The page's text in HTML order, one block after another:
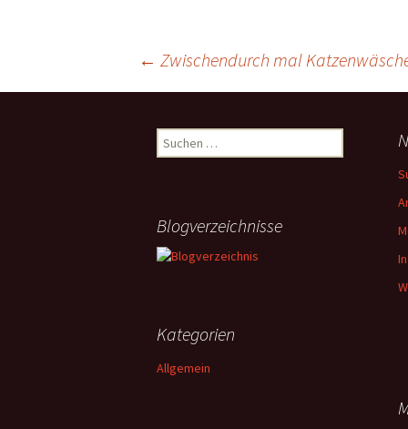
Beitragsnavigation
← Zwischendurch mal
Suchen
nach:
Blogverzeichnisse
Kategorien
Allgemein